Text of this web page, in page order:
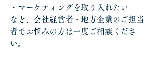
・マーケティングを取り入れたい
など、会社経営者・地方企業のご担当
者でお悩みの方は一度ご相談くださ
い。